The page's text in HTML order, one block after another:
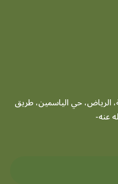
الرياض، حي الياسمين، طريق
عنه-